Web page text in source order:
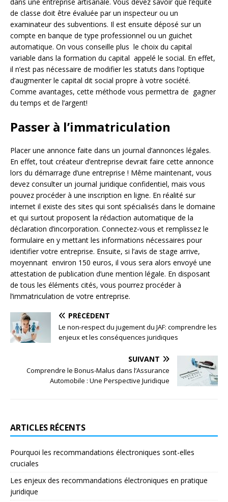
de classe doit être évaluée par un inspecteur ou un
examinateur des subventions. Il est ensuite déposé sur un
compte en banque de type professionnel ou un guichet
automatique. On vous conseille plus le choix du capital
variable dans la formation du capital appelé le social. En effet,
il n’est pas nécessaire de modifier les statuts dans l’optique
d’augmenter le capital dit social propre à votre société.
Comme avantages, cette méthode vous permettra de gagner
du temps et de l’argent!
Passer à l’immatriculation
Placer une annonce faite dans un journal d’annonces légales.
En effet, tout créateur d’entreprise devrait faire cette annonce
lors du démarrage d’une entreprise ! Même maintenant, vous
devez consulter un journal juridique confidentiel, mais vous
pouvez procéder à une inscription en ligne. En réalité sur
internet il existe des sites qui sont spécialisés dans le domaine
et qui surtout proposent la rédaction automatique de la
déclaration d’incorporation. Connectez-vous et remplissez le
formulaire en y mettant les informations nécessaires pour
identifier votre entreprise. Ensuite, si l’avis de stage arrive,
moyennant environ 150 euros, il vous sera alors envoyé une
attestation de publication d’une mention légale. En disposant
de tous les éléments cités, vous pourrez procéder à
l’immatriculation de votre entreprise.
PRÉCÉDENT
Le non-respect du jugement du JAF: comprendre les
enjeux et les conséquences juridiques
SUIVANT
Comprendre le Bonus-Malus dans l’Assurance
Automobile : Une Perspective Juridique
ARTICLES RÉCENTS
Pourquoi les recommandations électroniques sont-elles
cruciales
Les enjeux des recommandations électroniques en pratique
juridique